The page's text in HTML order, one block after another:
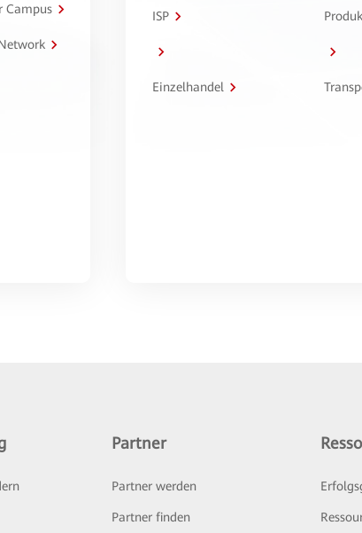
Campus ISP
Einzelhandel
Partner
Partner werden
Partner finden